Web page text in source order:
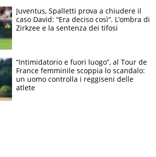
Juventus, Spalletti prova a chiudere il
caso David: “Era deciso così”. L’ombra di
Zirkzee e la sentenza dei tifosi
“Intimidatorio e fuori luogo”, al Tour de
France femminile scoppia lo scandalo:
un uomo controlla i reggiseni delle
atlete